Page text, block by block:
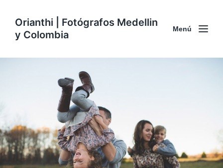
Orianthi | Fotógrafos Medellin
y Colombia
Menú